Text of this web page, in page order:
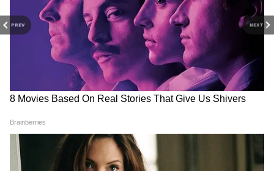
PREV NEXT
जुड़ा था, लिहाजा पुलिस ने तुरंत एक्शन लिया और आरोपी
वर्षा वानखेड़े को पकड़ लिया।
पुलिस ने आरोपी की निशानदेही पर उसके घर से फर्जी
दस्तावेज और डॉक्टर खुशबू साहू का सर्टिफिकेट भी
धोखाधड़ी का केस दर्ज किया है।
RECOMMENDED STORIES